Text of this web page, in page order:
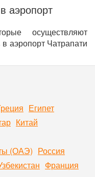
аэропорт
осуществляют
аэропорт Чатрапати
Египет
Китай
(ОАЭ) Россия
Франция